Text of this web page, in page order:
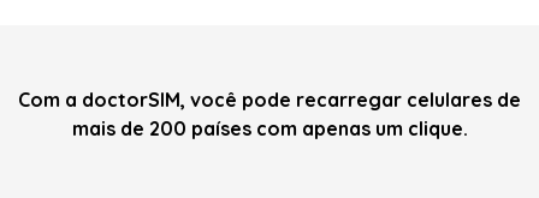
Com a doctorSIM, você pode recarregar celulares de
mais de 200 países com apenas um clique.